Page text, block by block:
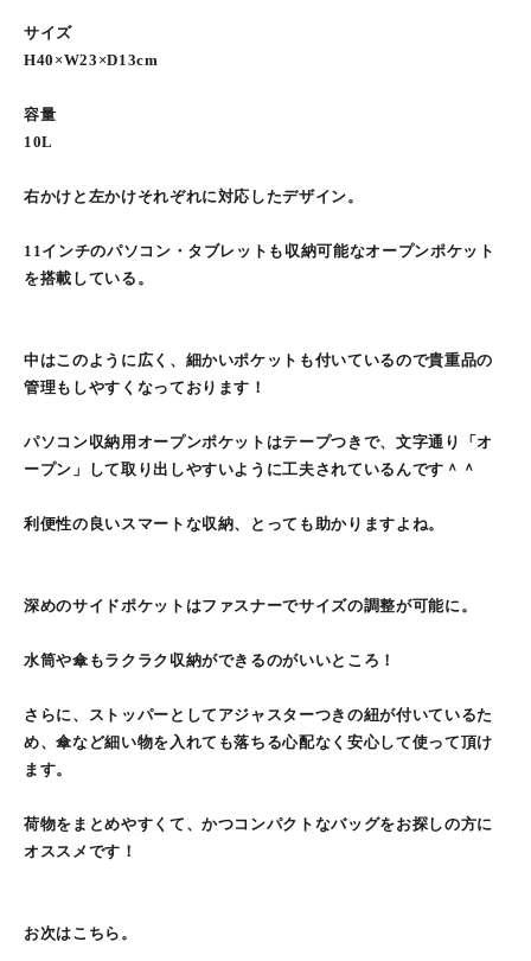
サイズ
H40×W23×D13cm
容量
10L
右かけと左かけそれぞれに対応したデザイン。
11インチのパソコン・タブレットも収納可能なオープンポケット
を搭載している。
中はこのように広く、細かいポケットも付いているので貴重品の
管理もしやすくなっております！
パソコン収納用オープンポケットはテープつきで、文字通り「オ
ープン」して取り出しやすいように工夫されているんです＾＾
利便性の良いスマートな収納、とっても助かりますよね。
深めのサイドポケットはファスナーでサイズの調整が可能に。
水筒や傘もラクラク収納ができるのがいいところ！
さらに、ストッパーとしてアジャスターつきの紐が付いているた
め、傘など細い物を入れても落ちる心配なく安心して使って頂け
ます。
荷物をまとめやすくて、かつコンパクトなバッグをお探しの方に
オススメです！
お次はこちら。